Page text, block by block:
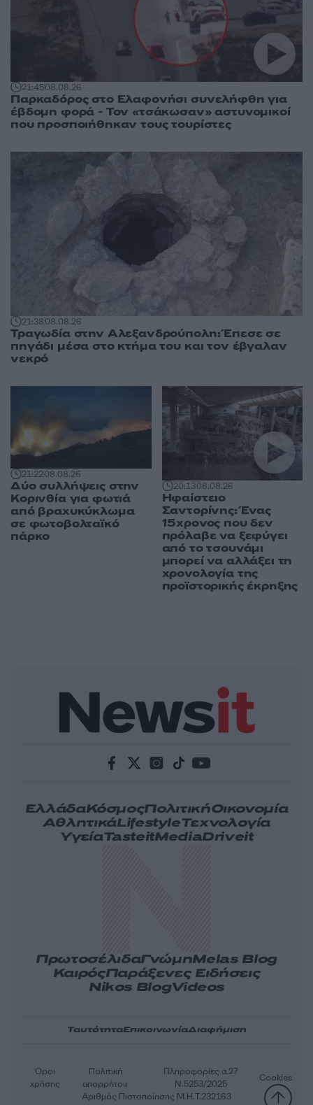
21:4508.08.26
Παρκαδόρος στο Ελαφονήσι συνελήφθη για
έβδομη φορά - Τον «τσάκωσαν» αστυνομικοί
που προσποιήθηκαν τους τουρίστες
21:3808.08.26
Τραγωδία στην Αλεξανδρούπολη: Έπεσε σε
πηγάδι μέσα στο κτήμα του και τον έβγαλαν
νεκρό
21:2208.08.26
Δύο συλλήψεις στην
Κορινθία για φωτιά
από βραχυκύκλωμα
σε φωτοβολταϊκό
πάρκο
20:1308.08.26
Ηφαίστειο
Σαντορίνης: Ένας
15χρονος που δεν
πρόλαβε να ξεφύγει
από το τσουνάμι
μπορεί να αλλάξει τη
χρονολογία της
προϊστορικής έκρηξης
ΕλλάδαΚόσμοςΠολιτικήΟικονομία
ΑθλητικάLifestyleΤεχνολογία
ΥγείαTasteitMediaDriveit
ΠρωτοσέλιδαΓνώμηMelas Blog
ΚαιρόςΠαράξενες Ειδήσεις
Nikos BlogVideos
ΤαυτότηταΕπικοινωνίαΔιαφήμιση
Αριθμός Πιστοποίησης Μ.Η.Τ.232163
Όροι
χρήσης
Πολιτική
απορρήτου
Πληροφορίες α.27
Ν.5253/2025
Cookies